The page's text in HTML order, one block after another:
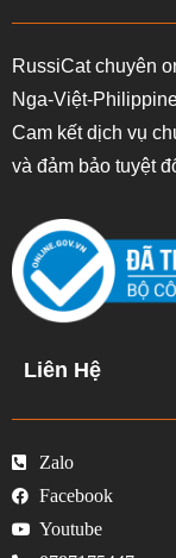
RussiCat chuyên
Nga-Việt-
Cam kết dịch vụ
và đảm bảo tuyệt
Liên Hệ
Zalo
Facebook
Youtube